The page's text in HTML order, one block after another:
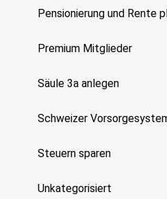
Pensionierung und Rente
Premium Mitglieder
Säule 3a anlegen
Schweizer
Steuern sparen
Unkategorisiert